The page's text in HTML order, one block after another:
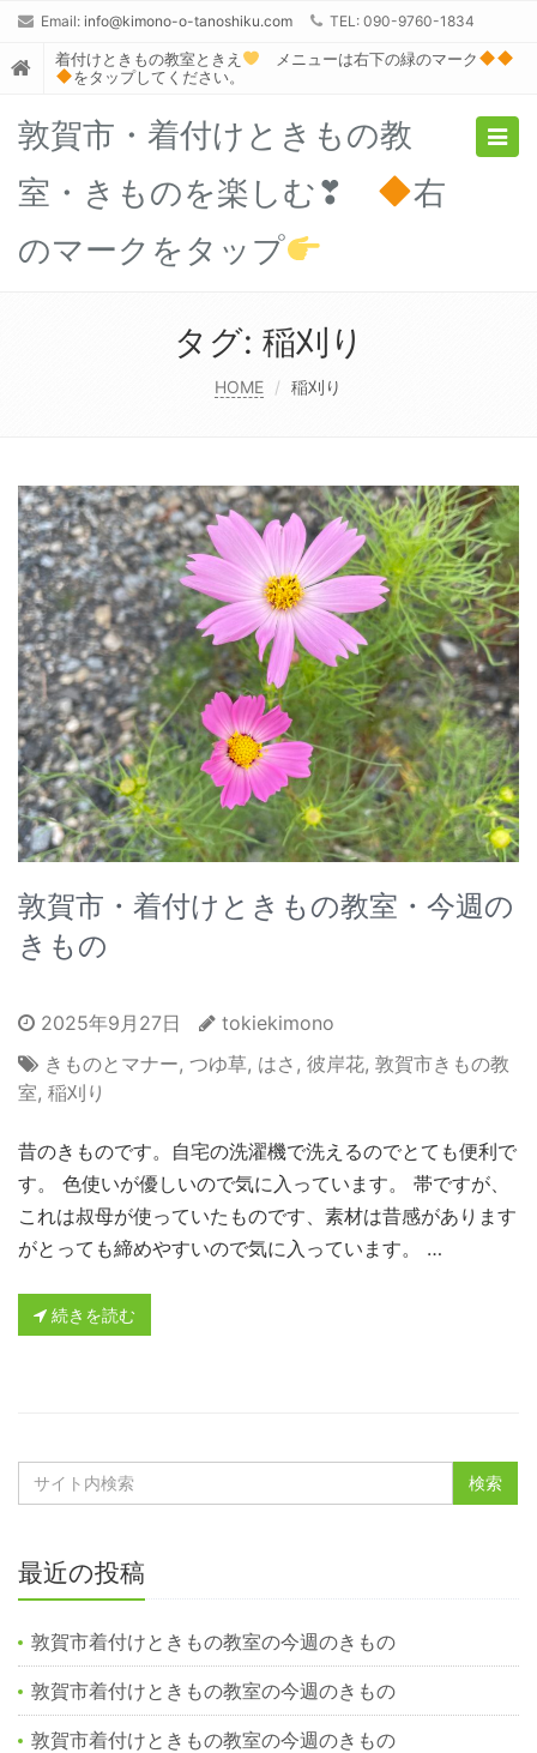
Email: info@kimono-o-tanoshiku.com TEL: 090-9760-1834
着付けときもの教室ときえ
メニューは右下の緑のマーク
をタップしてください。
敦賀市・着付けときもの教
室・きものを楽しむ❣
右
のマークをタップ
タグ: 稲刈り
HOME 稲刈り
敦賀市・着付けときもの教室・今週の
きもの
2025年9月27日
tokiekimono
きものとマナー, つゆ草, はさ , 彼岸花, 敦賀市きもの教
室, 稲刈り
昔のきものです。自宅の洗濯機で洗えるのでとても便利で
す。 色使いが優しいので気に入っています。 帯ですが、
これは叔母が使っていたものです、素材は昔感があります
がとっても締めやすいので気に入っています。 …
続きを読む
最近の投稿
敦賀市着付けときもの教室の今週のきもの
敦賀市着付けときもの教室の今週のきもの
敦賀市着付けときもの教室の今週のきもの